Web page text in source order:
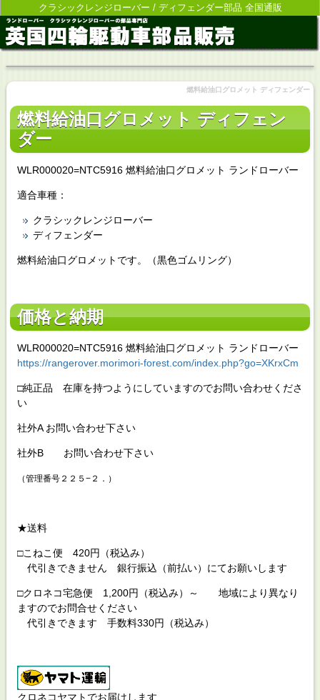
クラシックレンジローバー / ディフェンダー部品 全国通販
燃料給油口グロメット ディフェンダー
燃料給油口グロメット ディフェン
ダー
WLR000020=NTC5916 燃料給油口グロメット ランドローバー
適合車種：
クラシックレンジローバー
ディフェンダー
燃料給油口グロメットです。（黒色ゴムリング）
価格と納期
WLR000020=NTC5916 燃料給油口グロメット ランドローバー
https://rangerover.morimori-forest.com/index.php?go=XKrxCm
□純正品 在庫を持つようにしていますのでお問い合わせくださ
い
社外A お問い合わせ下さい
社外B お問い合わせ下さい
（管理番号２２５−２．）
★送料
□こねこ便 420円（税込み）
代引きできません 銀行振込（前払い）にてお願いします
□クロネコ宅急便 1,200円（税込み）～ 地域により異なり
ますのでお問合せください
代引きできます 手数料330円（税込み）
クロネコヤマトでお届けします